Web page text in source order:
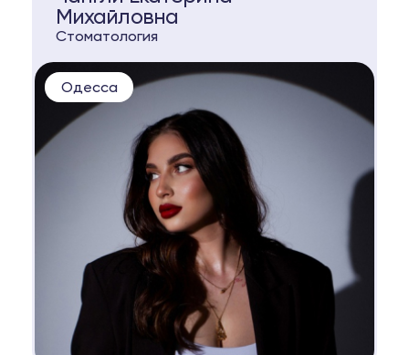
Михайловна
Стоматология
Одесса